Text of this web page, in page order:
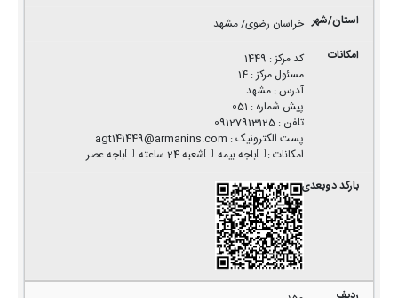
خراسان رضوی/ مشهد
کد مرکز:
1449
مسئول مرکز:
14
آدرس:مشهد
پیش شماره :
051
تلفن :
09127913125
پست الکترونیک:
agt141449@armanins.com
امکانات: باجه بیمه شعبه 24 ساعته باجه عصر